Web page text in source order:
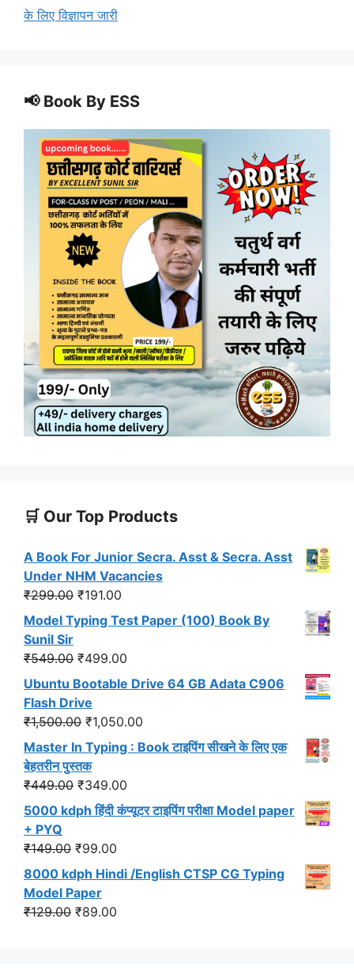
के लिए विज्ञापन जारी
📢 Book By ESS
🛒 Our Top Products
A Book For Junior Secra. Asst & Secra. Asst
Under NHM Vacancies
₹299.00 Original
price
was:
₹299.00.
₹191.00
price
is:
₹191.00.
Model Typing Test Paper (100) Book By
Sunil Sir
₹549.00 Original
price
was:
₹549.00.
₹499.00
price
is:
₹499.00.
Ubuntu Bootable Drive 64 GB Adata C906
Flash Drive
₹1,500.00 Original
price
was:
₹1,500.00.
₹1,050.00
price
is:
Master In Typing : Book टाइपिंग सीखने के लिए एक
बेहतरीन पुस्तक
₹449.00 Original
price
was:
₹449.00.
₹349.00
price
is:
5000 kdph हिंदी कंप्यूटर टाइपिंग परीक्षा Model paper
+ PYQ
₹149.00 Original
price
was:
₹149.00.
₹99.00
price
is:
8000 kdph Hindi /English CTSP CG Typing
Model Paper
₹129.00 Original
₹89.00